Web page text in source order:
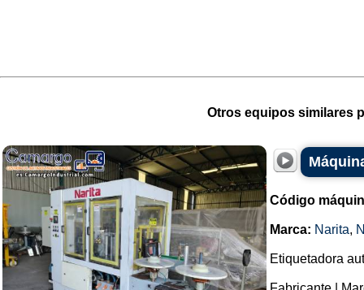
Otros equipos similares
Código
Marca: Narita,
Etiquetadora